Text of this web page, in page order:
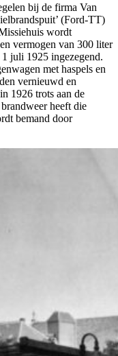
bij de firma Van
(Ford-TT)
wordt
vermogen van 300 liter
juli 1925 ingezegend.
met haspels en
vernieuwd en
1926 trots aan de
heeft die
bemand door